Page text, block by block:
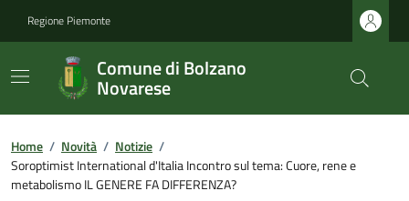
Regione Piemonte
Comune di Bolzano
Novarese
Home / Novità / Notizie /
Soroptimist International d'Italia Incontro sul tema: Cuore, rene e
metabolismo IL GENERE FA DIFFERENZA?